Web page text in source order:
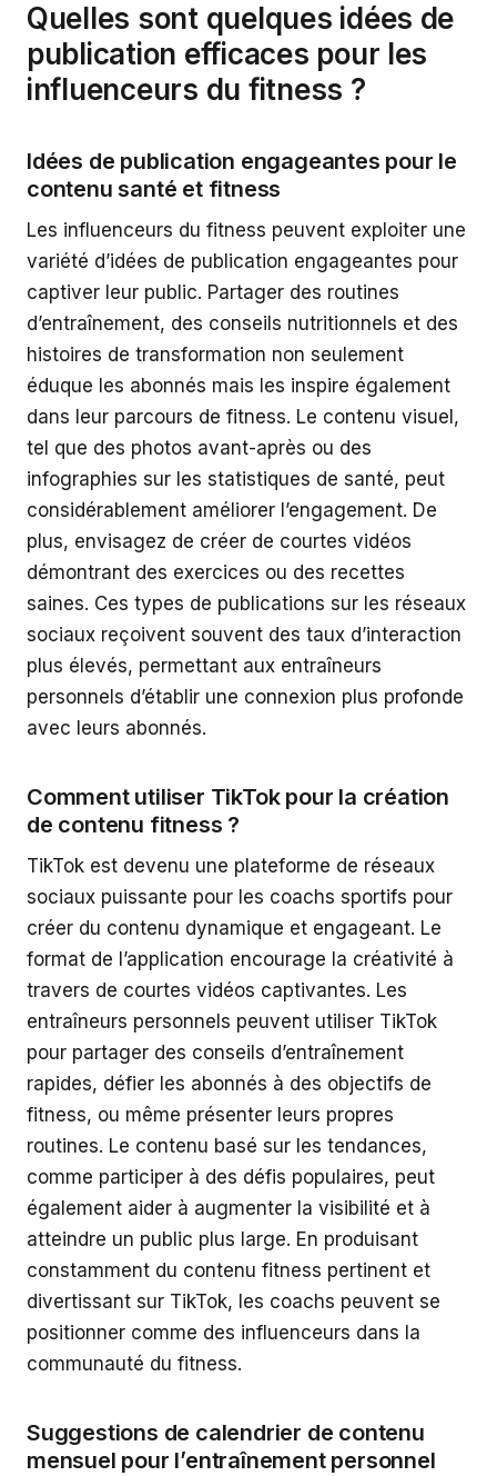
Quelles sont quelques idées de
publication efficaces pour les
influenceurs du fitness ?
Idées de publication engageantes pour le
contenu santé et fitness
Les influenceurs du fitness peuvent exploiter une
variété d’idées de publication engageantes pour
captiver leur public. Partager des routines
d’entraînement, des conseils nutritionnels et des
histoires de transformation non seulement
éduque les abonnés mais les inspire également
dans leur parcours de fitness. Le contenu visuel,
tel que des photos avant-après ou des
infographies sur les statistiques de santé, peut
considérablement améliorer l’engagement. De
plus, envisagez de créer de courtes vidéos
démontrant des exercices ou des recettes
saines. Ces types de publications sur les réseaux
sociaux reçoivent souvent des taux d’interaction
plus élevés, permettant aux entraîneurs
personnels d’établir une connexion plus profonde
avec leurs abonnés.
Comment utiliser TikTok pour la création
de contenu fitness ?
TikTok est devenu une plateforme de réseaux
sociaux puissante pour les coachs sportifs pour
créer du contenu dynamique et engageant. Le
format de l’application encourage la créativité à
travers de courtes vidéos captivantes. Les
entraîneurs personnels peuvent utiliser TikTok
pour partager des conseils d’entraînement
rapides, défier les abonnés à des objectifs de
fitness, ou même présenter leurs propres
routines. Le contenu basé sur les tendances,
comme participer à des défis populaires, peut
également aider à augmenter la visibilité et à
atteindre un public plus large. En produisant
constamment du contenu fitness pertinent et
divertissant sur TikTok, les coachs peuvent se
positionner comme des influenceurs dans la
communauté du fitness.
Suggestions de calendrier de contenu
mensuel pour l’entraînement personnel